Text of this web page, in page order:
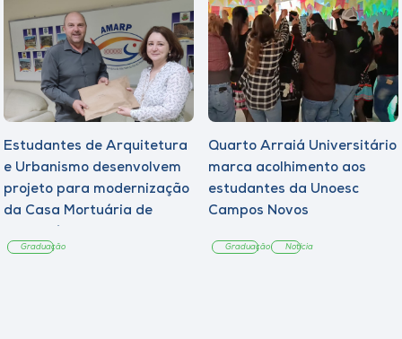
Estudantes de Arquitetura
e Urbanismo desenvolvem
projeto para modernização
da Casa Mortuária de
Graduação
Quarto Arraiá Universitário
marca acolhimento aos
estudantes da Unoesc
Campos Novos
Graduação Notícia